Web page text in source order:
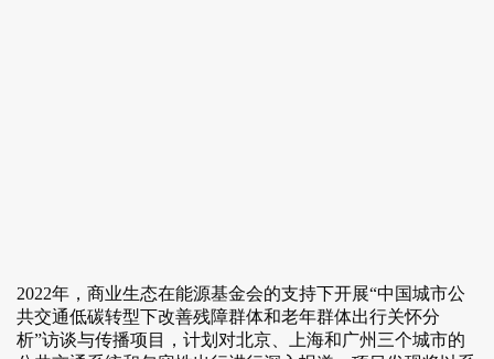
2022年，商业生态在能源基金会的支持下开展“中国城市公
共交通低碳转型下改善残障群体和老年群体出行关怀分
析”访谈与传播项目，计划对北京、上海和广州三个城市的